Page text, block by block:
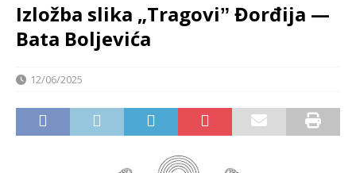
Izložba slika „Tragoviˮ Đorđija —
Bata Boljevića
12/06/2025